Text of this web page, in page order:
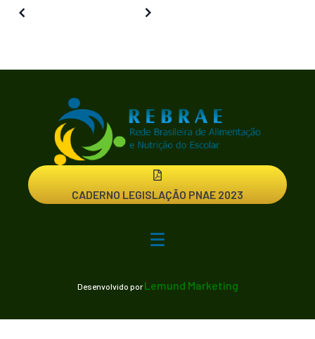
CADERNO LEGISLAÇÃO PNAE 2023
Desenvolvido por Lemund Marketing